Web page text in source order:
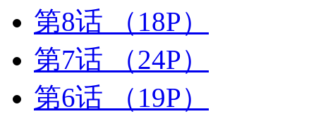
第8话
（18P）
第7话
（24P）
第6话
（19P）